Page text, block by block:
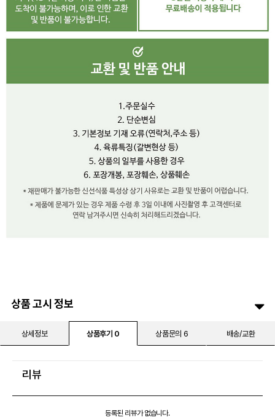
상품 고시 정보
상세정보 상품후기 0 상품문의 6 배송/교환
리뷰
등록된 리뷰가 없습니다.